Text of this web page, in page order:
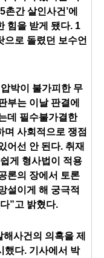
간 살인사건’에
힘을 받게 됐다. 1
으로 돌렸던 보수언
박이 불가피한 무
부는 이날 판결에
데 필수불가결한
며 사회적으로 쟁점
어선 안 된다. 취재
게 형사법이 적용
론의 장에서 토론
설이게 해 궁극적
”고 밝혔다.
사건의 의혹을 제
했다. 기사에서 박